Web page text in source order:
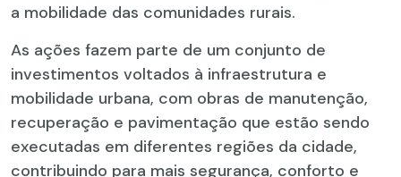
a mobilidade das comunidades rurais.
As ações fazem parte de um conjunto de
investimentos voltados à infraestrutura e
mobilidade urbana, com obras de manutenção,
recuperação e pavimentação que estão sendo
executadas em diferentes regiões da cidade,
contribuindo para mais segurança, conforto e